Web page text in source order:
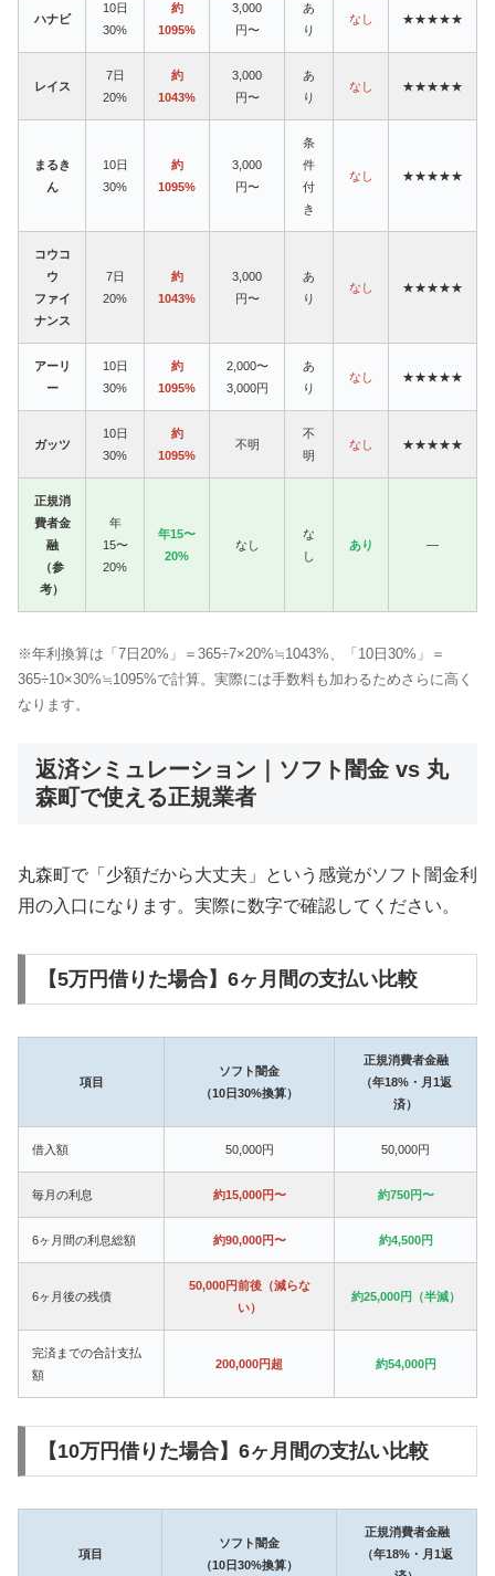
ハナビ
10日
30%
約
1095%
3,000
円〜
あ
り
なし ★★★★★
レイス
7日
20%
約
1043%
3,000
円〜
あ
り
なし ★★★★★
まるき
ん
10日
30%
約
1095%
3,000
円〜
条
件
付
き
なし ★★★★★
コウコ
ウ
ファイ
ナンス
7日
20%
約
1043%
3,000
円〜
あ
り
なし ★★★★★
アーリ
ー
10日
30%
約
1095%
2,000〜
3,000円
あ
り
なし ★★★★★
ガッツ
10日
30%
約
1095%
不明
不
明
なし ★★★★★
正規消
費者金
融
（参
考）
年
15〜
20%
年15〜
20%
なし
な
し
あり —
※年利換算は「7日20%」＝365÷7×20%≒1043%、「10日30%」＝
365÷10×30%≒1095%で計算。実際には手数料も加わるためさらに高く
なります。
返済シミュレーション｜ソフト闇金 vs 丸
森町で使える正規業者
丸森町で「少額だから大丈夫」という感覚がソフト闇金利
用の入口になります。実際に数字で確認してください。
【5万円借りた場合】6ヶ月間の支払い比較
項目
ソフト闇金
（10日30%換算）
正規消費者金融
（年18%・月1返
済）
借入額 50,000円 50,000円
毎月の利息 約15,000円〜 約750円〜
6ヶ月間の利息総額 約90,000円〜 約4,500円
6ヶ月後の残債
50,000円前後（減らな
い）
約25,000円（半減）
完済までの合計支払
額
200,000円超 約54,000円
【10万円借りた場合】6ヶ月間の支払い比較
項目
ソフト闇金
（10日30%換算）
正規消費者金融
（年18%・月1返